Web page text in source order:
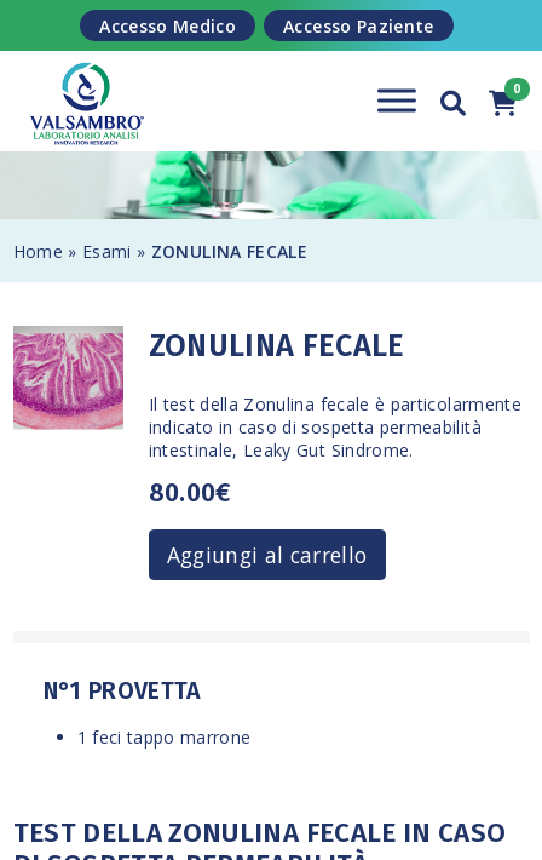
Salta al contenuto
Accesso Medico Accesso Paziente
Home » Esami » ZONULINA FECALE
ZONULINA FECALE
Il test della Zonulina fecale è particolarmente
indicato in caso di sospetta permeabilità
intestinale, Leaky Gut Sindrome.
80.00€
Aggiungi al carrello
N°1 PROVETTA
1 feci tappo marrone
TEST DELLA ZONULINA FECALE IN CASO